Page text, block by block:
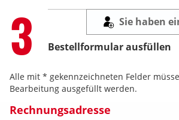
Step
3 Bestellformular ausfüllen
Sie haben
Alle mit * gekennzeichneten Felder
Bearbeitung ausgefüllt werden.
Rechnungsadresse